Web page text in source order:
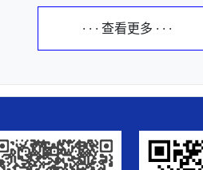
· · · 查看更多 · · ·